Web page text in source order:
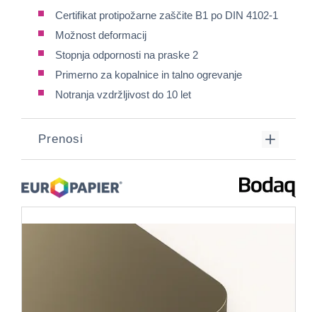
Certifikat protipožarne zaščite B1 po DIN 4102-1
Možnost deformacij
Stopnja odpornosti na praske 2
Primerno za kopalnice in talno ogrevanje
Notranja vzdržljivost do 10 let
Prenosi